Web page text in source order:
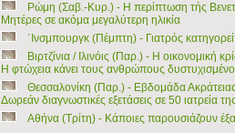
Ρώμη (Σαβ.-Κυρ.) - Η περίπτωση τής
Μητέρες σε ακόμα μεγαλύτερη ηλικία
΄Ινσμπουργκ (Πέμπτη) - Γιατρός
Βιρτζίνια / Ιλινόις (Παρ.) - Η οικονομική
Η φτώχεια κάνει τους ανθρώπους
Θεσσαλονίκη (Παρ.) - Εβδομάδα
Δωρεάν διαγνωστικές εξετάσεις σε 50 ιατρεία
Αθήνα (Τρίτη) - Κάποιες παρουσιάζουν